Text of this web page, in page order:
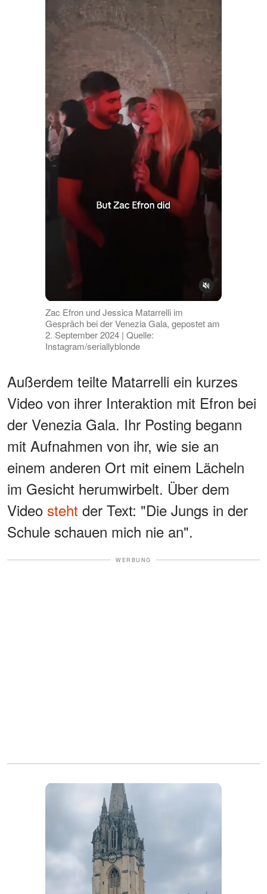
Zac Efron und Jessica Matarrelli im
Gespräch bei der Venezia Gala, gepostet am
2. September 2024 | Quelle:
Instagram/seriallyblonde
Außerdem teilte Matarrelli ein kurzes
Video von ihrer Interaktion mit Efron bei
der Venezia Gala. Ihr Posting begann
mit Aufnahmen von ihr, wie sie an
einem anderen Ort mit einem Lächeln
im Gesicht herumwirbelt. Über dem
Video steht der Text: "Die Jungs in der
Schule schauen mich nie an".
WERBUNG